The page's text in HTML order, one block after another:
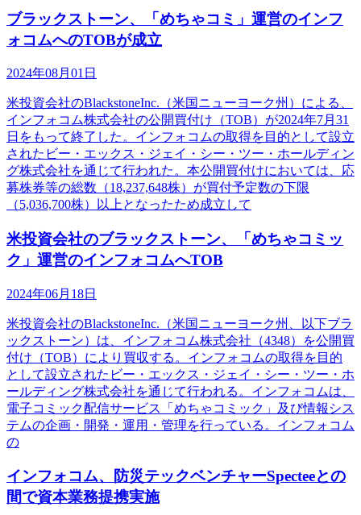
ブラックストーン、「めちゃコミ」運営のインフ
ォコムへのTOBが成立
2024年08月01日
米投資会社のBlackstoneInc.（米国ニューヨーク州）による、
インフォコム株式会社の公開買付け（TOB）が2024年7月31
日をもって終了した。インフォコムの取得を目的として設立
されたビー・エックス・ジェイ・シー・ツー・ホールディン
グ株式会社を通じて行われた。本公開買付けにおいては、応
募株券等の総数（18,237,648株）が買付予定数の下限
（5,036,700株）以上となったため成立して
米投資会社のブラックストーン、「めちゃコミッ
ク」運営のインフォコムへTOB
2024年06月18日
米投資会社のBlackstoneInc.（米国ニューヨーク州、以下ブラ
ックストーン）は、インフォコム株式会社（4348）を公開買
付け（TOB）により買収する。インフォコムの取得を目的
として設立されたビー・エックス・ジェイ・シー・ツー・ホ
ールディング株式会社を通じて行われる。インフォコムは、
電子コミック配信サービス「めちゃコミック」及び情報シス
テムの企画・開発・運用・管理を行っている。インフォコム
の
インフォコム、防災テックベンチャーSpecteeとの
間で資本業務提携実施